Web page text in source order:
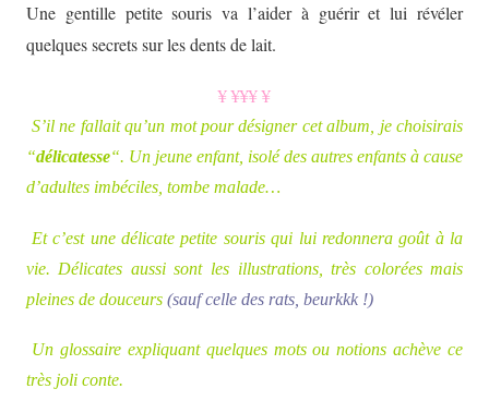
Une gentille petite souris va l’aider à guérir et lui révéler
quelques secrets sur les dents de lait.
¥ ¥¥¥ ¥
S’il ne fallait qu’un mot pour désigner cet album, je choisirais
“délicatesse“. Un jeune enfant, isolé des autres enfants à cause
d’adultes imbéciles, tombe malade…
Et c’est une délicate petite souris qui lui redonnera goût à la
vie. Délicates aussi sont les illustrations, très colorées mais
pleines de douceurs (sauf celle des rats, beurkkk !)
Un glossaire expliquant quelques mots ou notions achève ce
très joli conte.